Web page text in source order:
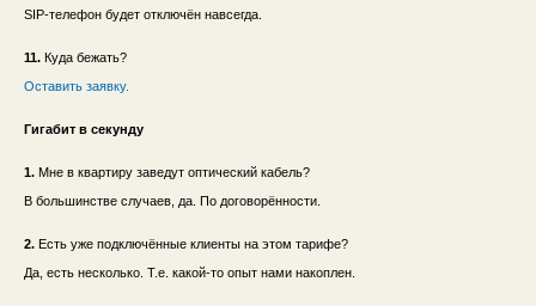
SIP-телефон будет отключён навсегда.
11. Куда бежать?
Оставить заявку.
Гигабит в секунду
1. Мне в квартиру заведут оптический кабель?
В большинстве случаев, да. По договорённости.
2. Есть уже подключённые клиенты на этом тарифе?
Да, есть несколько. Т.е. какой-то опыт нами накоплен.